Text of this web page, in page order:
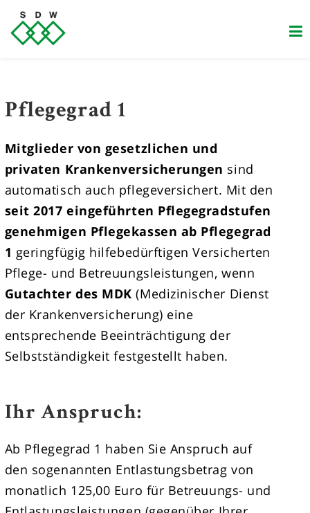
Zum
Inhalt
springen
Pflegegrad 1
Mitglieder von gesetzlichen und
privaten Krankenversicherungen sind
automatisch auch pflegeversichert. Mit den
seit 2017 eingeführten Pflegegradstufen
genehmigen Pflegekassen ab Pflegegrad
1 geringfügig hilfebedürftigen Versicherten
Pflege- und Betreuungsleistungen, wenn
Gutachter des MDK (Medizinischer Dienst
der Krankenversicherung) eine
entsprechende Beeinträchtigung der
Selbstständigkeit festgestellt haben.
Ihr Anspruch:
Ab Pflegegrad 1 haben Sie Anspruch auf
den sogenannten Entlastungsbetrag von
monatlich 125,00 Euro für Betreuungs- und